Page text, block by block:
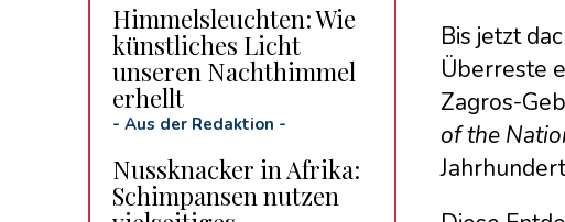
Bis jetzt
Überreste
Zagros-
of the
Himmelsleuchten: Wie
künstliches Licht
unseren Nachthimmel
erhellt
- Aus der Redaktion -
Nussknacker in Afrika:
Schimpansen nutzen